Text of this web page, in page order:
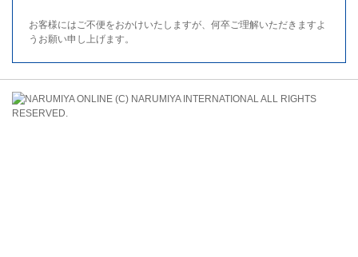
お客様にはご不便をおかけいたしますが、何卒ご理解いただきますよ
うお願い申し上げます。